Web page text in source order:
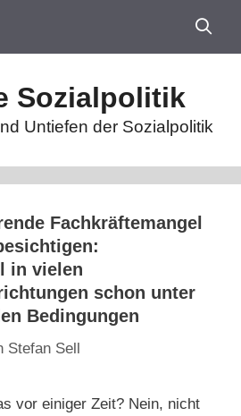
Sozialpolitik
Untiefen der Sozialpolitik
Fachkräftemangel
in vielen
schon unter
Bedingungen
Stefan Sell
vor einiger Zeit? Nein, nicht